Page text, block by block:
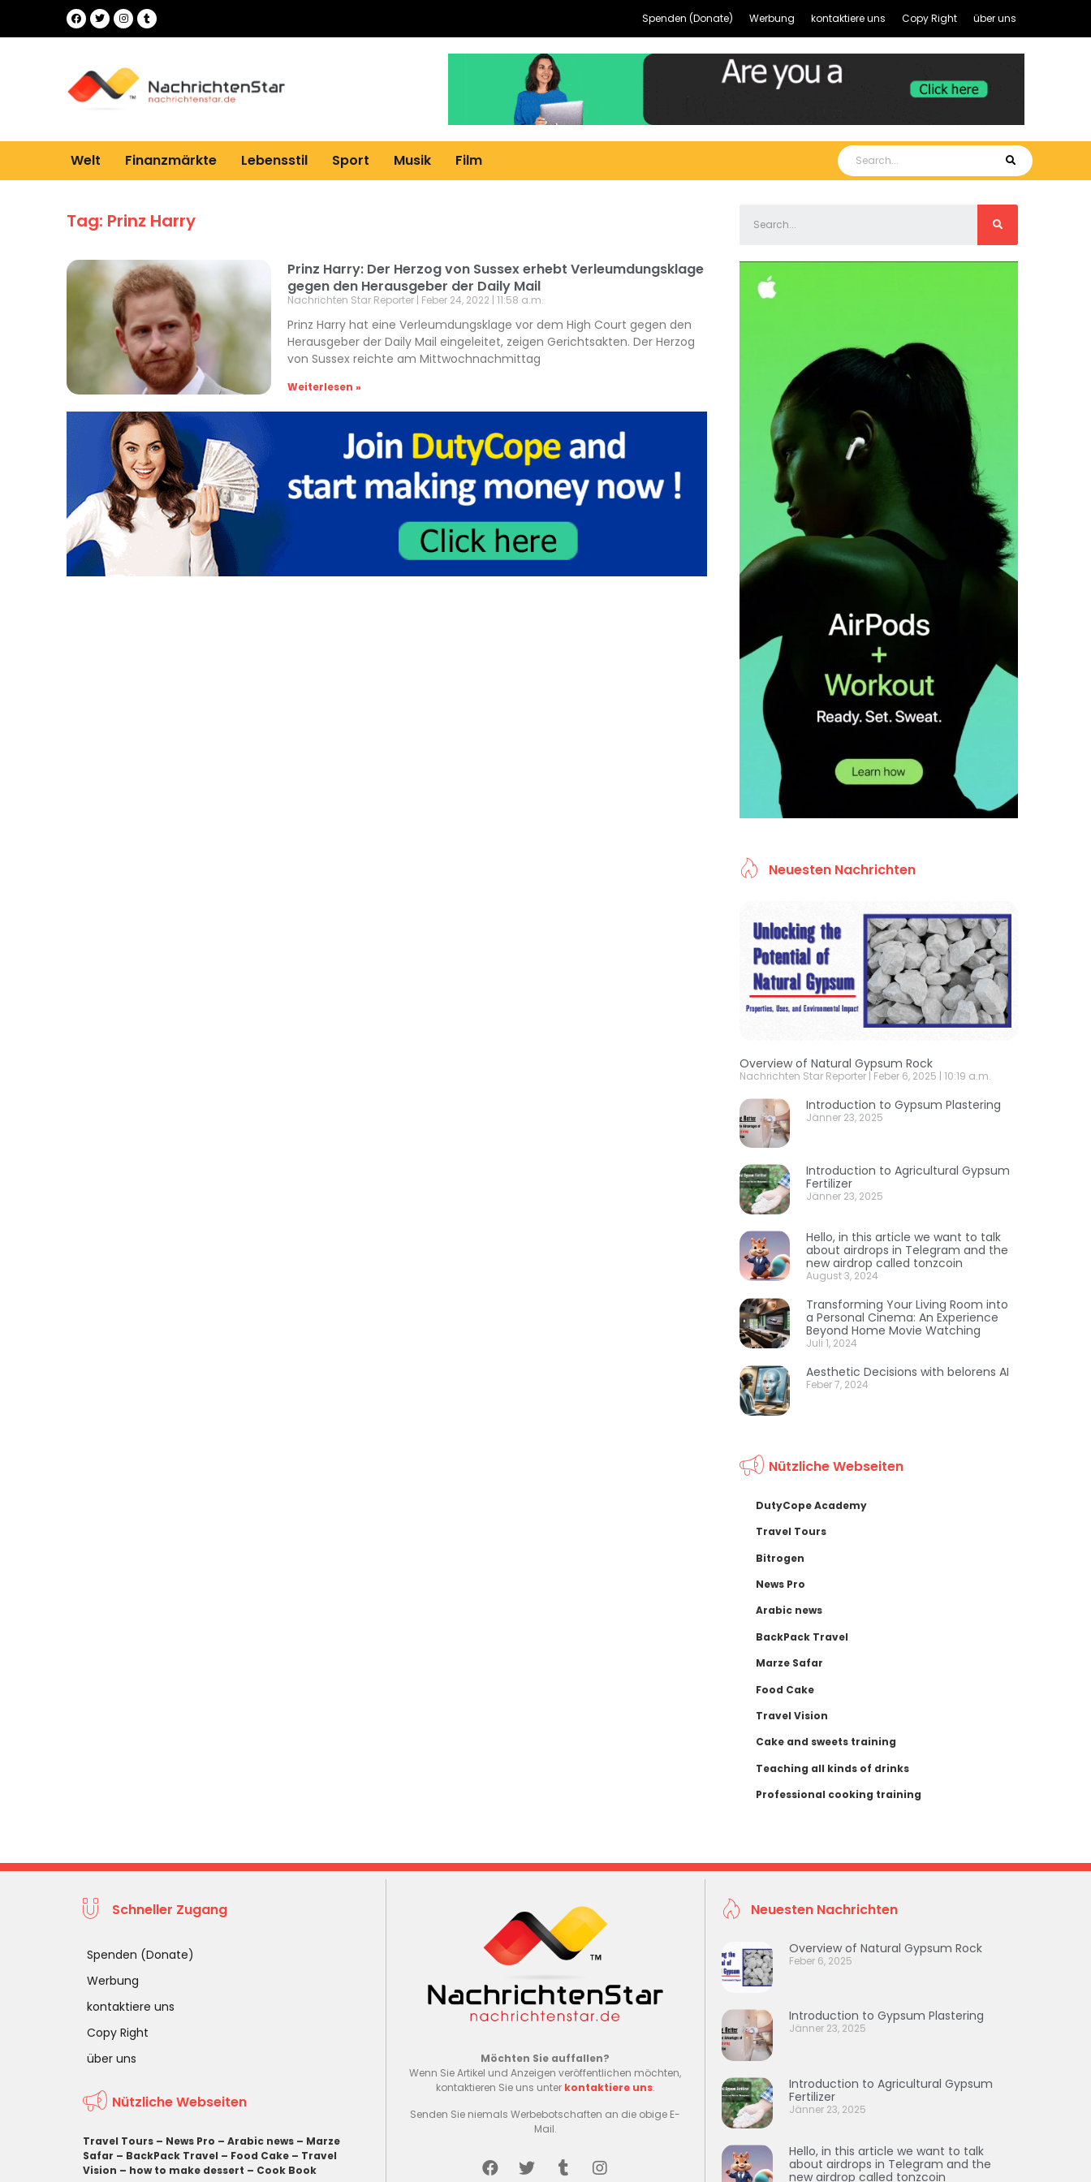
Spenden (Donate) Werbung kontaktiere uns Copy Right über uns
Welt Finanzmärkte Lebensstil Sport Musik Film
Tag: Prinz Harry
Prinz Harry: Der Herzog von Sussex erhebt Verleumdungsklage
gegen den Herausgeber der Daily Mail
Nachrichten Star Reporter Feber 24, 2022 11:58 a.m.
Prinz Harry hat eine Verleumdungsklage vor dem High Court gegen den
Herausgeber der Daily Mail eingeleitet, zeigen Gerichtsakten. Der Herzog
von Sussex reichte am Mittwochnachmittag
Weiterlesen »
Neuesten Nachrichten
Overview of Natural Gypsum Rock
Nachrichten Star Reporter Feber 6, 2025 10:19 a.m.
Introduction to Gypsum Plastering
Jänner 23, 2025
Introduction to Agricultural Gypsum
Fertilizer
Jänner 23, 2025
Hello, in this article we want to talk
about airdrops in Telegram and the
new airdrop called tonzcoin
August 3, 2024
Transforming Your Living Room into
a Personal Cinema: An Experience
Beyond Home Movie Watching
Juli 1, 2024
Aesthetic Decisions with belorens AI
Feber 7, 2024
Nützliche Webseiten
DutyCope Academy
Travel Tours
Bitrogen
News Pro
Arabic news
BackPack Travel
Marze Safar
Food Cake
Travel Vision
Cake and sweets training
Teaching all kinds of drinks
Professional cooking training
Schneller Zugang
Spenden (Donate)
Werbung
kontaktiere uns
Copy Right
über uns
Nützliche Webseiten
Travel Tours – News Pro – Arabic news – Marze
Safar – BackPack Travel – Food Cake – Travel
Vision – how to make dessert – Cook Book
Möchten Sie auffallen?
Wenn Sie Artikel und Anzeigen veröffentlichen möchten,
kontaktieren Sie uns unter kontaktiere uns.
Senden Sie niemals Werbebotschaften an die obige E-
Mail.
Neuesten Nachrichten
Overview of Natural Gypsum Rock
Feber 6, 2025
Introduction to Gypsum Plastering
Jänner 23, 2025
Introduction to Agricultural Gypsum
Fertilizer
Jänner 23, 2025
Hello, in this article we want to talk
about airdrops in Telegram and the
new airdrop called tonzcoin